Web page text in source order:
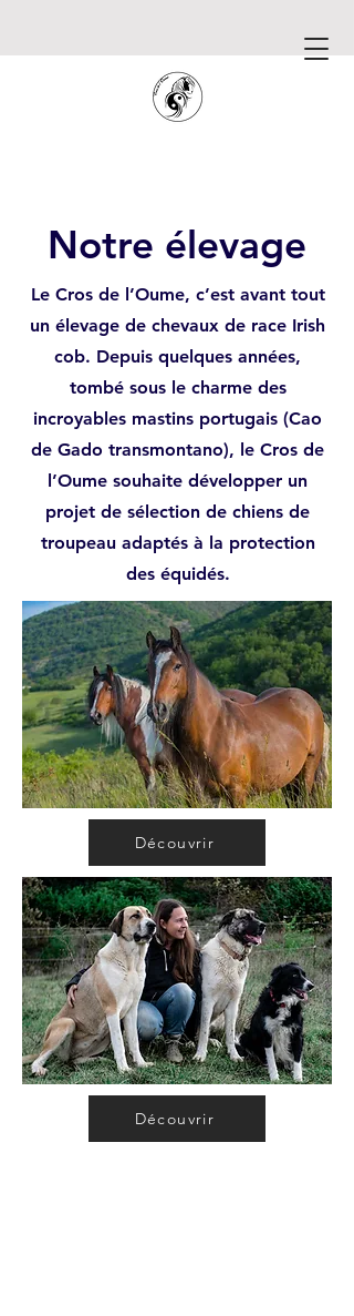
Notre élevage
Le Cros de l’Oume, c’est avant tout
un élevage de chevaux de race Irish
cob. Depuis quelques années,
tombé sous le charme des
incroyables mastins portugais (Cao
de Gado transmontano), le Cros de
l’Oume souhaite développer un
projet de sélection de chiens de
troupeau adaptés à la protection
des équidés.
Découvrir
Découvrir